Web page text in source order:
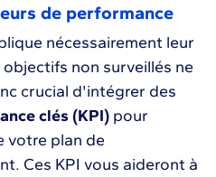
de performance
nécessairement leur
non surveillés ne
crucial d'intégrer des
clés (KPI) pour
votre plan de
Ces KPI vous aideront à